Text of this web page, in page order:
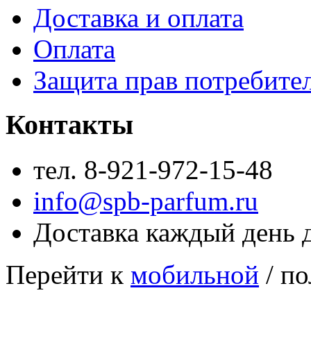
Доставка и оплата
Оплата
Защита прав
Контакты
тел. 8-921-972-15-48
info@spb-parfum.ru
Доставка каждый день
Перейти к мобильной /